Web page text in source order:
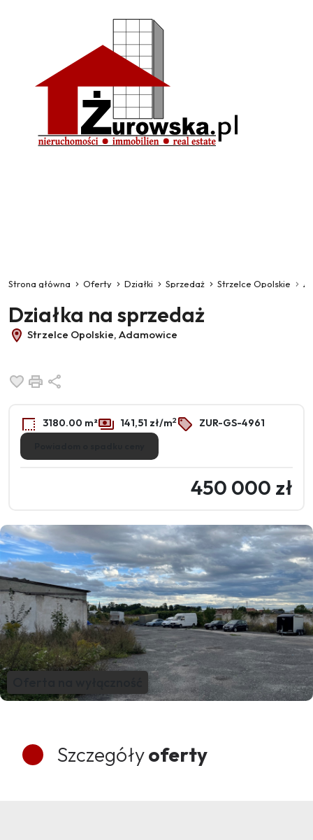
Strona główna Oferty Działki Sprzedaż Strzelce Opolskie
Działka na sprzedaż
Strzelce Opolskie, Adamowice
Dodaj do ulubionych
Drukuj
3180.00 m² 141,51 zł/m2 ZUR-GS-4961
450 000 zł
Szczegółyoferty